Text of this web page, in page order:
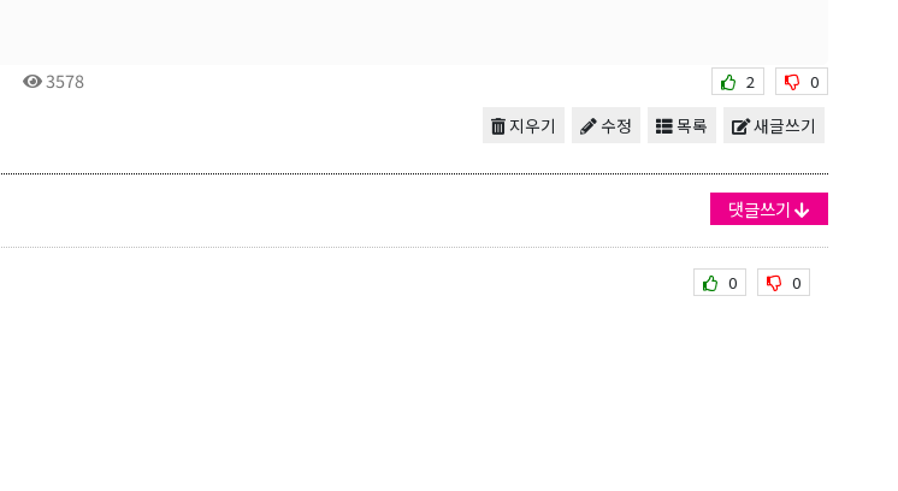
3578 2 0
새글쓰기
목록
수정
지우기
댓글쓰기
0 0